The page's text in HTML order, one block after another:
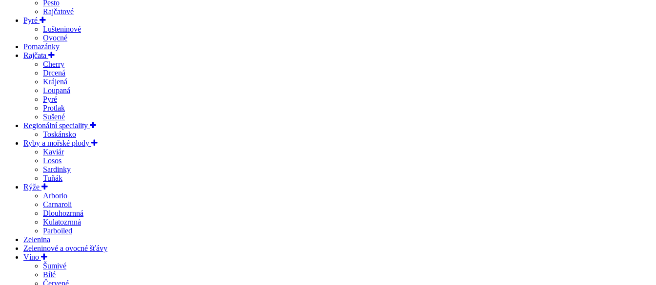
Pesto
Rajčatové
Pyré
Lušteninové
Ovocné
Pomazánky
Rajčata
Cherry
Drcená
Krájená
Loupaná
Pyré
Protlak
Sušené
Regionální speciality
Toskánsko
Ryby a mořské plody
Kaviár
Losos
Sardinky
Tuňák
Rýže
Arborio
Carnaroli
Dlouhozrnná
Kulatozrnná
Parboiled
Zelenina
Zeleninové a ovocné šťávy
Víno
Šumivé
Bílé
Červené